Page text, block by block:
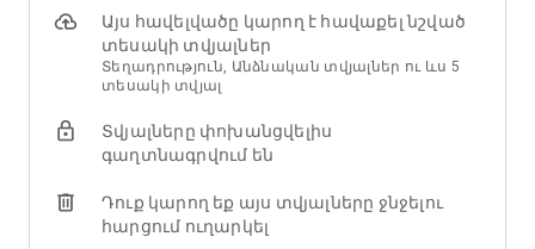
ազդանշանները՝ ավելի ճշգրիտ դիրքեր զբաղեցնելու
համար: Յուրաքանչյուր օրական առևտրային
ազդանշան ստեղծվում է ճշգրիտ և հուսալի
տեխնիկական և հիմնարար վերլուծությունների
համադրությունից:
Ֆորեքսի նորություններ և շուկայի վերլուծություն
Մնացեք տեղեկացված համաշխարհային շուկայի
զարգացումների մասին՝ իրական ժամանակի
տնտեսական օրացույցով հագեցած ֆորեքսի
Այս հավելվածը կարող է հավաքել նշված
տեսակի տվյալներ
Տեղադրություն, Անձնական տվյալներ ու ևս 5
տեսակի տվյալ
Տվյալները փոխանցվելիս
գաղտնագրվում են
Դուք կարող եք այս տվյալները ջնջելու
հարցում ուղարկել